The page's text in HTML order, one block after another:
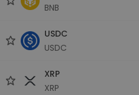
BNB
USDC
USDC
XRP
XRP